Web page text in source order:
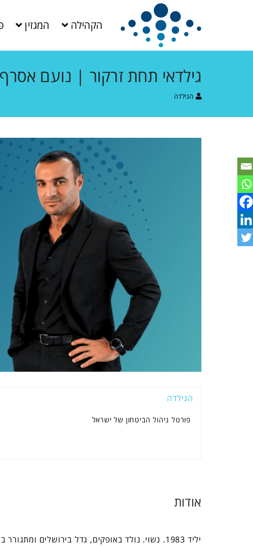
הקהילה המגזין
גילדאי תחת זרקור | נועם
הגילדה
הגילדה
פורטל ניהול הביטחון של ישראל
אודות
יליד 1983. נ
שוי. נולד באופקים, גדל בירושלים ומתגורר